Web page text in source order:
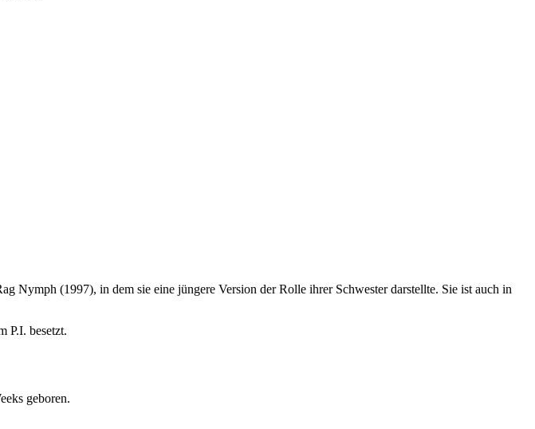
Nymph (1997), in dem sie eine jüngere Version der Rolle ihrer Schwester darstellte. Sie ist auch in
P.I. besetzt.
geboren.